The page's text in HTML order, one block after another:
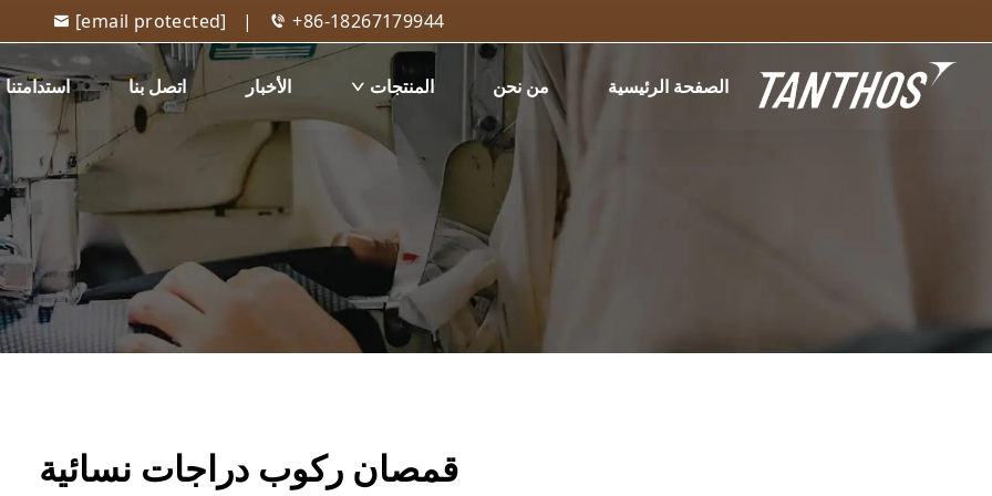
[email protected] | +86-18267179944
الصفحة الرئيسية من نحن المنتجات الأخبار اتصل بنا استدامتنا
قمصان ركوب دراجات نسائية